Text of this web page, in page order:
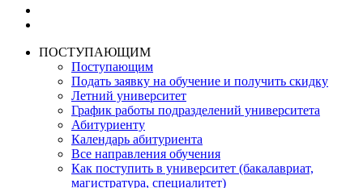
ПОСТУПАЮЩИМ
Поступающим
Подать заявку на обучение и получить скидку
Летний университет
График работы подразделений университета
Абитуриенту
Календарь абитуриента
Все направления обучения
Как поступить в университет (бакалавриат,
магистратура, специалитет)